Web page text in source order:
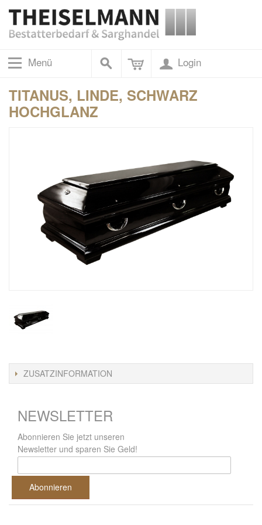
Menü Login
TITANUS, LINDE, SCHWARZ
HOCHGLANZ
ZUSATZINFORMATION
NEWSLETTER
Abonnieren Sie jetzt unseren
Newsletter und sparen Sie Geld!
Abonnieren